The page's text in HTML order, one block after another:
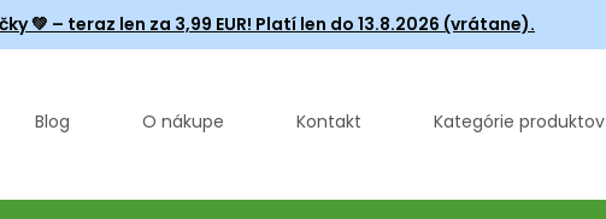
💚 – teraz len za 3,99 EUR! Platí len do 13.8.2026 (vrátane).
Blog O nákupe Kontakt Kategórie produktov